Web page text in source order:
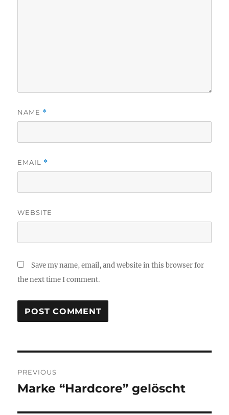
NAME *
EMAIL *
WEBSITE
Save my name, email, and website in this browser for
the next time I comment.
navigation
PREVIOUS
Previous
Marke “Hardcore” gelöscht